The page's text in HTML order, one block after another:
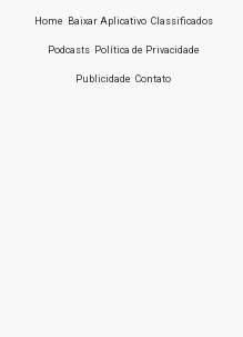
Home Baixar Aplicativo Classificados
Podcasts Política de Privacidade
Publicidade Contato